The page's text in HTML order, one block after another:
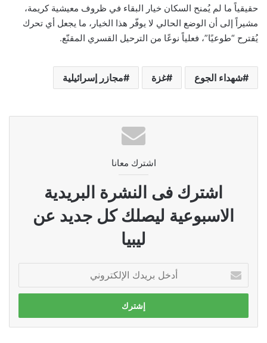
حقيقياً ما لم يُمنح السكان خيار البقاء في ظروف معيشية كريمة،
مشيراً إلى أن الوضع الحالي لا يوفّر هذا الخيار، ما يجعل أي تحرك
يُقترح “طوعيًا”، فعلياً نوعًا من الترحيل القسري المقنّع.
شهداء الجوع غزة مجازر إسرائيلية
اشترك معانا
اشترك فى النشرة البريدية
الاسبوعية ليصلك كل جديد عن
ليبيا
بريدك
الإلكتروني